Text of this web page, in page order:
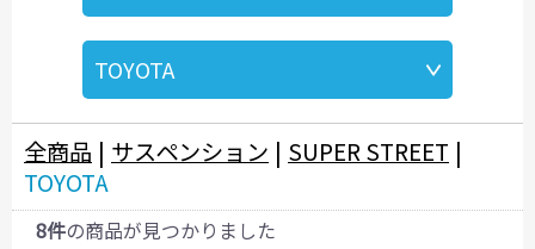
全商品 | サスペンション | SUPER STREET |
TOYOTA
8件の商品が見つかりました